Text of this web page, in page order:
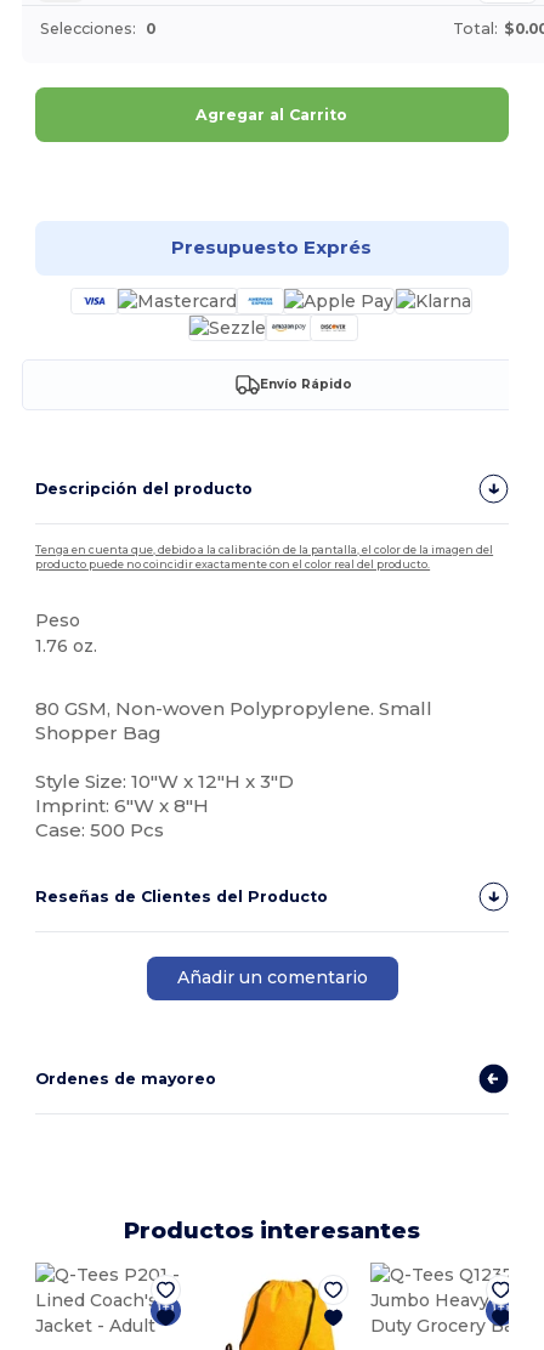
Selecciones: 0 Total:
Agregar al Carrito
Presupuesto Exprés
Envío Rápido
Descripción del producto
Tenga en cuenta que, debido a la calibración de la pantalla, el color de la imagen del
producto puede no coincidir exactamente con el color real del producto.
Peso
1.76 oz.
80 GSM, Non-woven Polypropylene. Small
Shopper Bag
Style Size: 10"W x 12"H x 3"D
Imprint: 6"W x 8"H
Case: 500 Pcs
Reseñas de Clientes del Producto
Añadir un comentario
Ordenes de mayoreo
Productos interesantes